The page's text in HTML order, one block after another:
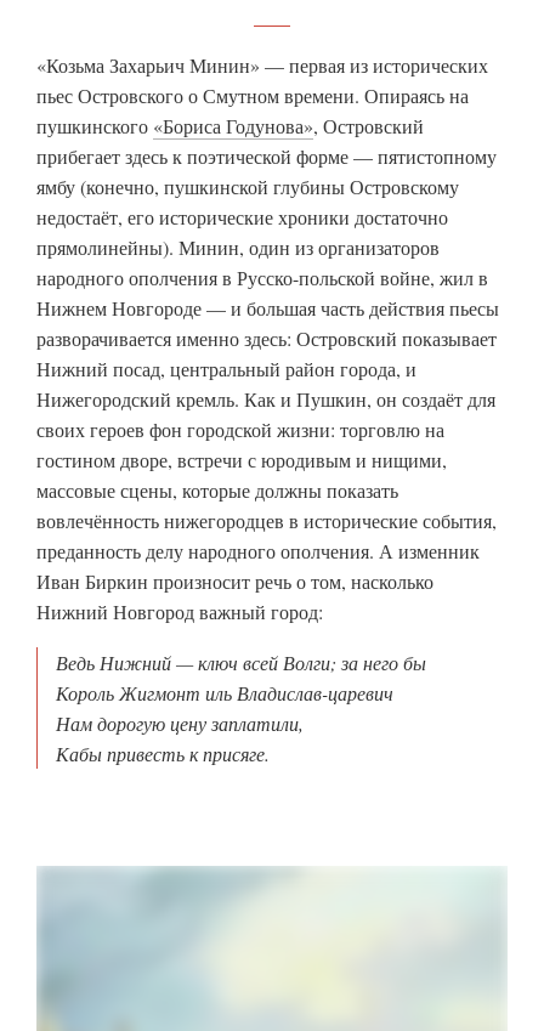
«Козьма Захарьич Минин» — первая из исторических
пьес Островского о Смутном времени. Опираясь на
пушкинского «Бориса Годунова», Островский
прибегает здесь к поэтической форме — пятистопному
ямбу (конечно, пушкинской глубины Островскому
недостаёт, его исторические хроники достаточно
прямолинейны). Минин, один из организаторов
народного ополчения в Русско-польской войне, жил в
Нижнем Новгороде — и большая часть действия пьесы
разворачивается именно здесь: Островский показывает
Нижний посад, центральный район города, и
Нижегородский кремль. Как и Пушкин, он создаёт для
своих героев фон городской жизни: торговлю на
гостином дворе, встречи с юродивым и нищими,
массовые сцены, которые должны показать
вовлечённость нижегородцев в исторические события,
преданность делу народного ополчения. А изменник
Иван Биркин произносит речь о том, насколько
Нижний Новгород важный город:
Ведь Нижний — ключ всей Волги; за него бы
Король Жигмонт иль Владислав-царевич
Нам дорогую цену заплатили,
Кабы привесть к присяге.